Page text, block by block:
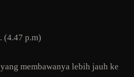
(4.47 p.m)
membawanya lebih jauh ke